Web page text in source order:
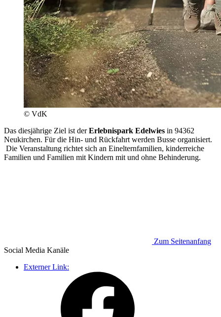
© VdK
Das diesjährige Ziel ist derErlebnispark Edelwies in 94362
Neukirchen. Für die Hin- und Rückfahrt werden Busse organisiert.
Die Veranstaltung richtet sich an Einelternfamilien, kinderreiche
Familien und Familien mit Kindern mit und ohne Behinderung.
Zum Seitenanfang
Social Media Kanäle
Externer Link: